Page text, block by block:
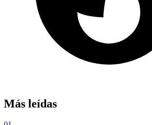
Más leídas